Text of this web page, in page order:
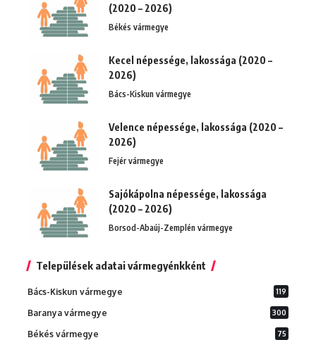
(2020 – 2026)
Békés vármegye
Kecel népessége, lakossága (2020 –
2026)
Bács-Kiskun vármegye
Velence népessége, lakossága (2020 –
2026)
Fejér vármegye
Sajókápolna népessége, lakossága
(2020 – 2026)
Borsod-Abaúj-Zemplén vármegye
Települések adatai vármegyénkként
Bács-Kiskun vármegye 119
Baranya vármegye 300
Békés vármegye 75